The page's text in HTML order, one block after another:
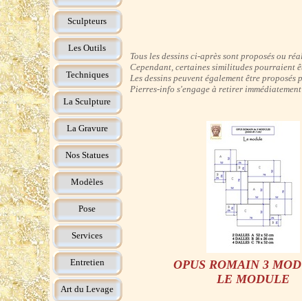
Sculpteurs
Les Outils
Techniques
La Sculpture
La Gravure
Nos Statues
Modèles
Pose
Services
Entretien
Art du Levage
Pour
Tous les dessins ci-après sont proposés ou
Cependant, certaines similitudes pourraient
Les dessins peuvent également être
Pierres-info s'engage à retirer
OPUS ROMAIN 3
LE MODULE